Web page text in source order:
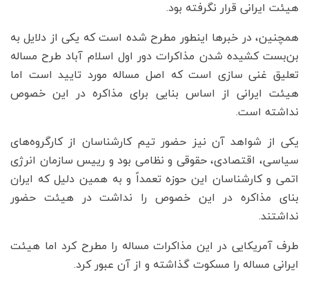
هیئت ایرانی قرار نگرفته بود.
همچنین، در خبرها اینطور مطرح شده است که یکی از دلایل به
بن‌بست کشیده شدن مذاکرات دور اول اسلام آباد طرح مساله
تعلیق غنی سازی است که اصل مساله مورد تایید است اما
هیئت ایرانی از اساس بنایی برای مذاکره در این خصوص
نداشته است.
یکی از شواهد آن نیز حضور تیم کارشناسان از کارگروه‌های
سیاسی، اقتصادی، حقوقی و نظامی بود و رییس سازمان انرژی
اتمی و کارشناسان این حوزه تعمداً و به همین دلیل که ایران
بنای مذاکره در این خصوص را نداشت در هیئت حضور
نداشتند.
طرف آمریکایی در این مذاکرات مساله را مطرح کرد اما هیئت
ایرانی مساله را مسکوت گذاشته و از آن عبور کرد.